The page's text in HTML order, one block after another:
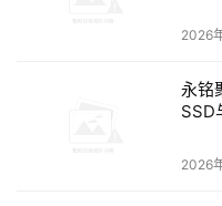
新一代智慧邮政广域网
随着新基建进程的不断
时代也终会来临。而新
2026
永铭
SSD
2026